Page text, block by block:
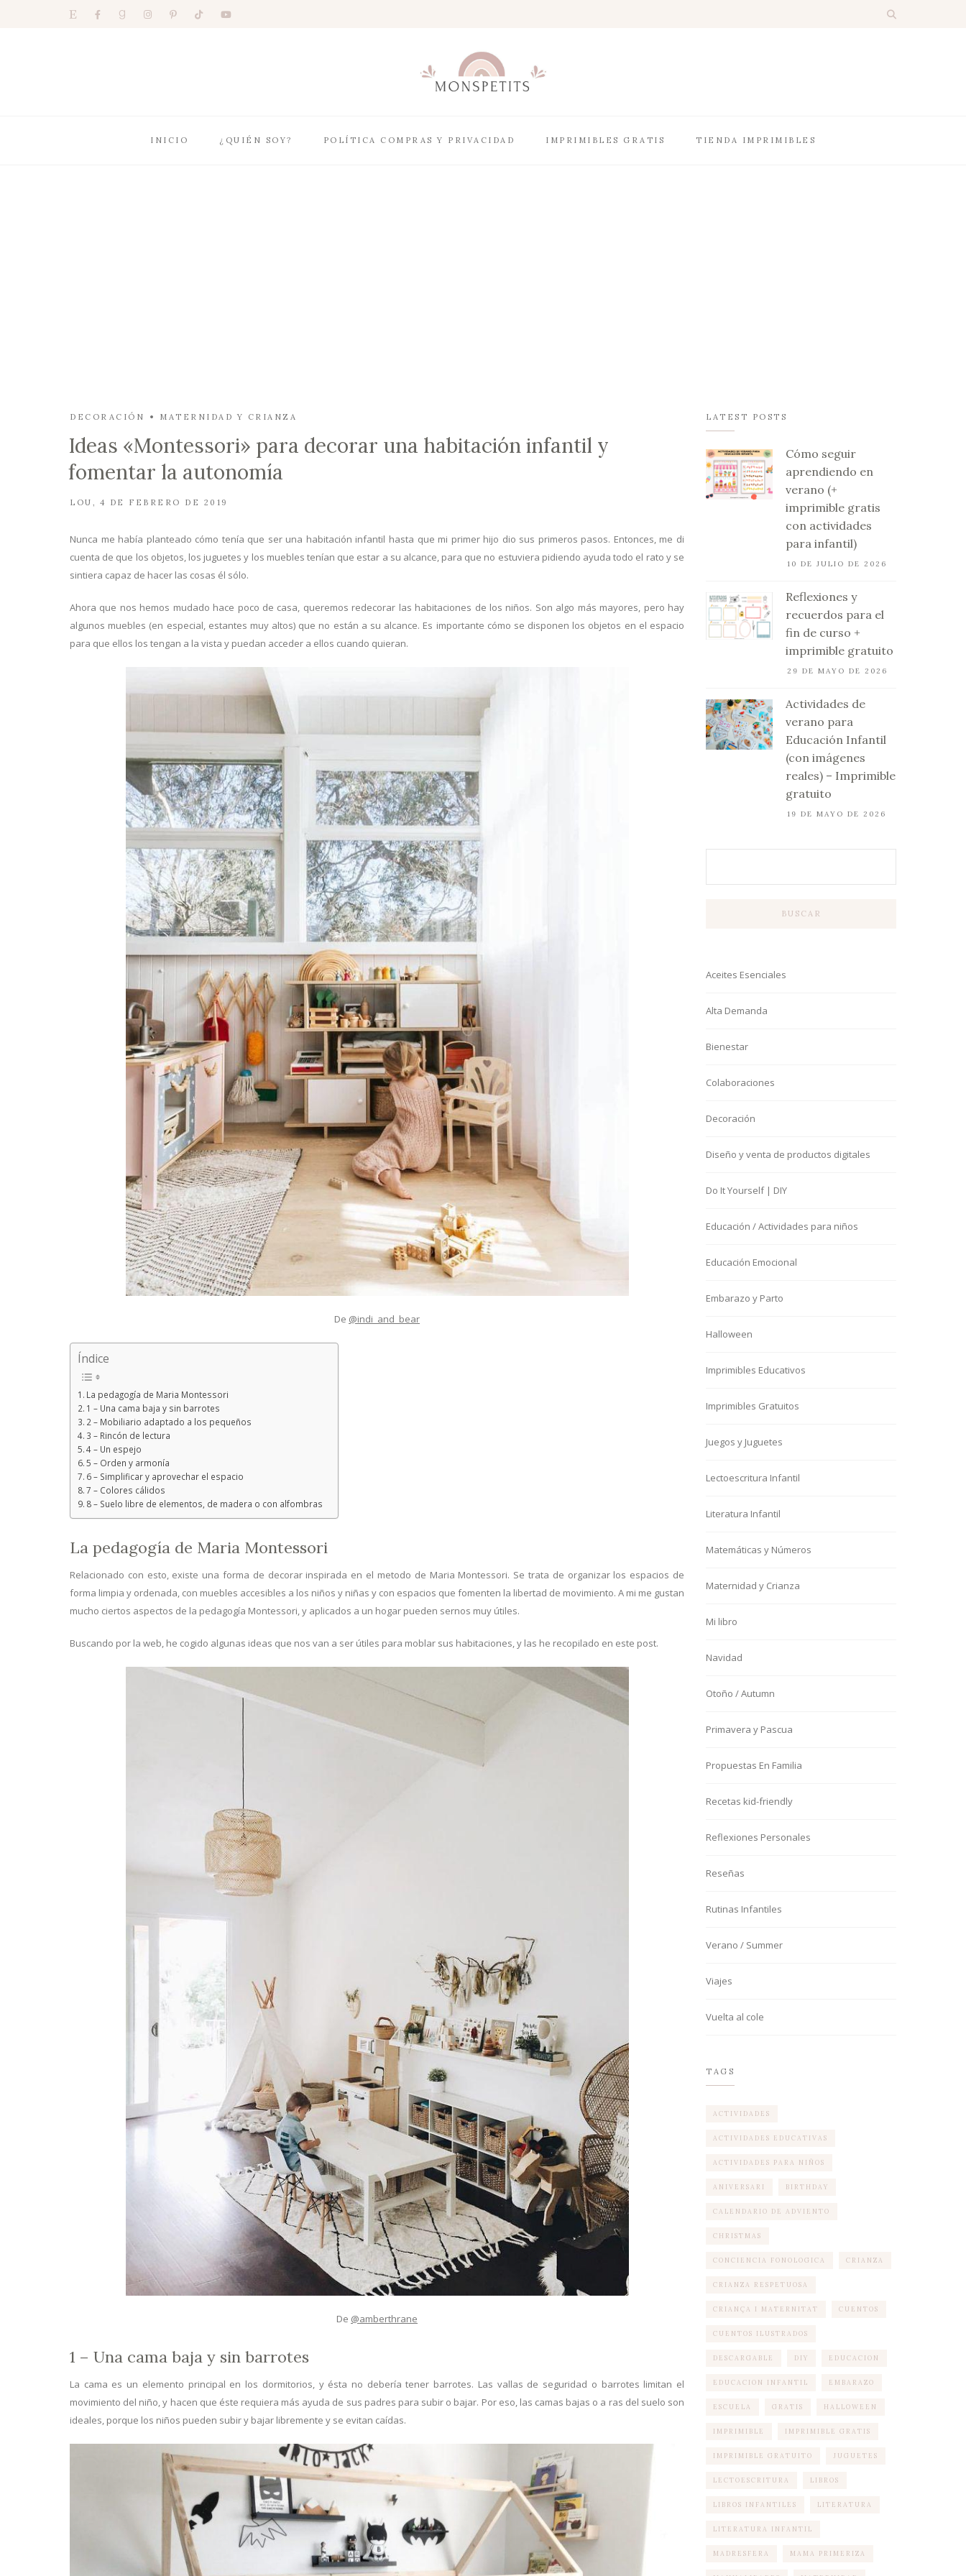
INICIO ¿QUIÉN SOY? POLÍTICA COMPRAS Y PRIVACIDAD IMPRIMIBLES GRATIS TIENDA IMPRIMIBLES
DECORACIÓN MATERNIDAD Y CRIANZA
Ideas «Montessori» para decorar una habitación infantil y
fomentar la autonomía
LOU 4 DE FEBRERO DE 2019
Nunca me había planteado cómo tenía que ser una habitación infantil hasta que mi primer hijo dio sus primeros pasos. Entonces, me di
cuenta de que los objetos, los juguetes y los muebles tenían que estar a su alcance, para que no estuviera pidiendo ayuda todo el rato y se
sintiera capaz de hacer las cosas él sólo.
Ahora que nos hemos mudado hace poco de casa, queremos redecorar las habitaciones de los niños. Son algo más mayores, pero hay
algunos muebles (en especial, estantes muy altos) que no están a su alcance. Es importante cómo se disponen los objetos en el espacio
para que ellos los tengan a la vista y puedan acceder a ellos cuando quieran.
De @indi_and_bear
Índice
La pedagogía de Maria Montessori
1 – Una cama baja y sin barrotes
2 – Mobiliario adaptado a los pequeños
3 – Rincón de lectura
4 – Un espejo
5 – Orden y armonía
6 – Simplificar y aprovechar el espacio
7 – Colores cálidos
8 – Suelo libre de elementos, de madera o con alfombras
La pedagogía de Maria Montessori
Relacionado con esto, existe una forma de decorar inspirada en el metodo de Maria Montessori. Se trata de organizar los espacios de
forma limpia y ordenada, con muebles accesibles a los niños y niñas y con espacios que fomenten la libertad de movimiento. A mi me gustan
mucho ciertos aspectos de la pedagogía Montessori, y aplicados a un hogar pueden sernos muy útiles.
Buscando por la web, he cogido algunas ideas que nos van a ser útiles para moblar sus habitaciones, y las he recopilado en este post.
De @amberthrane
1 – Una cama baja y sin barrotes
La cama es un elemento principal en los dormitorios, y ésta no debería tener barrotes. Las vallas de seguridad o barrotes limitan el
movimiento del niño, y hacen que éste requiera más ayuda de sus padres para subir o bajar. Por eso, las camas bajas o a ras del suelo son
ideales, porque los niños pueden subir y bajar libremente y se evitan caídas.
LATEST POSTS
Cómo seguir
aprendiendo en
verano (+
imprimible gratis
con actividades
para infantil)
10 DE JULIO DE 2026
Reflexiones y
recuerdos para el
fin de curso +
imprimible gratuito
29 DE MAYO DE 2026
Actividades de
verano para
Educación Infantil
(con imágenes
reales) – Imprimible
gratuito
19 DE MAYO DE 2026
BUSCAR
Aceites Esenciales
Alta Demanda
Bienestar
Colaboraciones
Decoración
Diseño y venta de productos digitales
Do It Yourself | DIY
Educación / Actividades para niños
Educación Emocional
Embarazo y Parto
Halloween
Imprimibles Educativos
Imprimibles Gratuitos
Juegos y Juguetes
Lectoescritura Infantil
Literatura Infantil
Matemáticas y Números
Maternidad y Crianza
Mi libro
Navidad
Otoño / Autumn
Primavera y Pascua
Propuestas En Familia
Recetas kid-friendly
Reflexiones Personales
Reseñas
Rutinas Infantiles
Verano / Summer
Viajes
Vuelta al cole
TAGS
ACTIVIDADES
ACTIVIDADES EDUCATIVAS
ACTIVIDADES PARA NIÑOS
ANIVERSARI BIRTHDAY
CALENDARIO DE ADVIENTO
CHRISTMAS
CONCIENCIA FONOLOGICA CRIANZA
CRIANZA RESPETUOSA
CRIANÇA I MATERNITAT CUENTOS
CUENTOS ILUSTRADOS
DESCARGABLE DIY EDUCACION
EDUCACION INFANTIL EMBARAZO
ESCUELA GRATIS HALLOWEEN
IMPRIMIBLE IMPRIMIBLE GRATIS
IMPRIMIBLE GRATUITO JUGUETES
LECTOESCRITURA LIBROS
LIBROS INFANTILES LITERATURA
LITERATURA INFANTIL
MADRESFERA MAMA PRIMERIZA